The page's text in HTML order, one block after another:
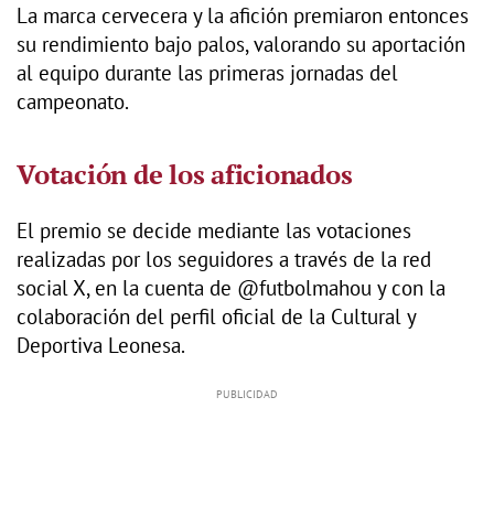
La marca cervecera y la afición premiaron entonces
su rendimiento bajo palos, valorando su aportación
al equipo durante las primeras jornadas del
campeonato.
Votación de los aficionados
El premio se decide mediante las votaciones
realizadas por los seguidores a través de la red
social X, en la cuenta de @futbolmahou y con la
colaboración del perfil oficial de la Cultural y
Deportiva Leonesa.